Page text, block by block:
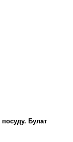
Булат